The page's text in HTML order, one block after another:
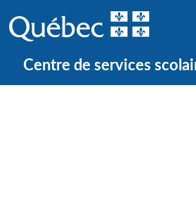
Centre de services